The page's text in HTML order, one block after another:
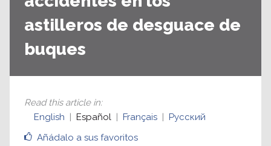
astilleros de desguace de
buques
Añádalo a sus favoritos
Read this article in:
English
Español Français Русский